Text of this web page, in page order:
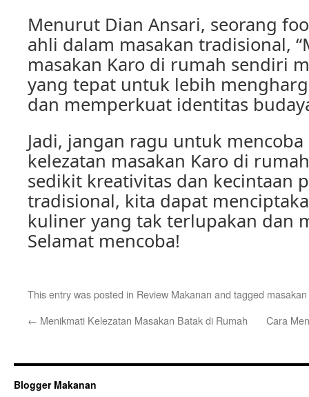
Menurut Dian Ansari, seorang
ahli dalam masakan tradisional,
masakan Karo di rumah sendiri
yang tepat untuk lebih
dan memperkuat identitas
Jadi, jangan ragu untuk
kelezatan masakan Karo di
sedikit kreativitas dan kecintaan
tradisional, kita dapat
kuliner yang tak terlupakan dan
Selamat mencoba!
This entry was posted in Review Makanan and tagged
← Menikmati Kelezatan Masakan Batak di Rumah Cara
Blogger Makanan